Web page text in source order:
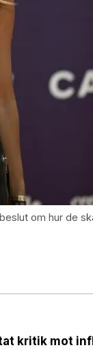
om hur de
kritik mot